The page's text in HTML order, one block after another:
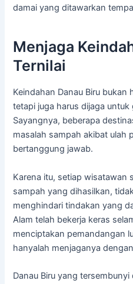
damai yang ditawarkan
Menjaga
Ternilai
Keindahan Danau Biru
tetapi juga harus dijaga
Sayangnya, beberapa
masalah sampah akibat ulah
bertanggung jawab.
Karena itu, setiap wisatawan
sampah yang dihasilkan,
menghindari tindakan yang
Alam telah bekerja keras
menciptakan pemandangan
hanyalah menjaganya
Danau Biru yang